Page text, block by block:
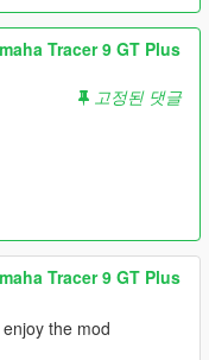
Tracer 9 GT Plus
고정된 댓글
Tracer 9 GT Plus
the mod